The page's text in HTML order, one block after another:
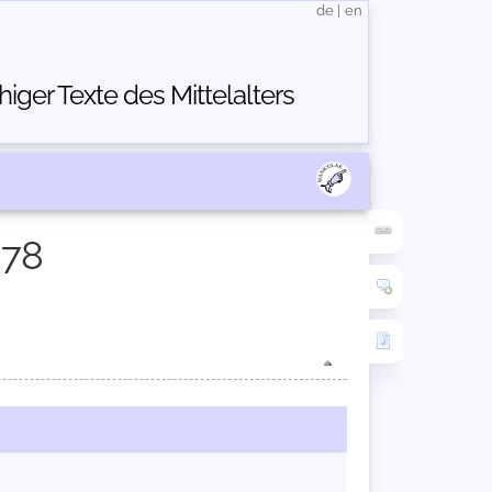
Texte des Mittelalters
de en